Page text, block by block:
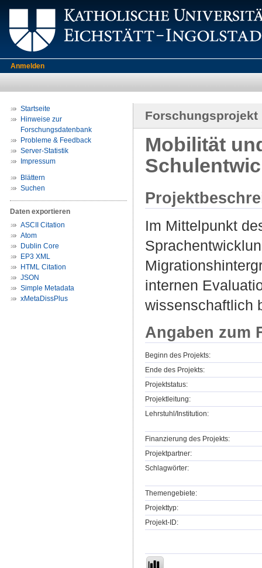
Anmelden
Startseite
Hinweise zur
Forschungsdatenbank
Probleme & Feedback
Server-Statistik
Impressum
Blättern
Suchen
Daten exportieren
ASCII Citation
Atom
Dublin Core
EP3 XML
HTML Citation
JSON
Simple Metadata
xMetaDissPlus
Forschungsprojekt
Mobilität
Im Mittelpunkt
internen
wissenschaftlich
Angaben zum
Beginn des Projekts:
Ende des Projekts:
Projektstatus:
Projektleitung:
Lehrstuhl/Institution:
Finanzierung des Projekts:
Projektpartner:
Schlagwörter:
Themengebiete:
Projekttyp:
Projekt-ID: